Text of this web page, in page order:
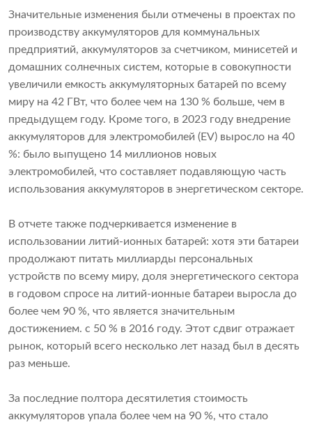
Значительные изменения были отмечены в проектах по
производству аккумуляторов для коммунальных
предприятий, аккумуляторов за счетчиком, минисетей и
домашних солнечных систем, которые в совокупности
увеличили емкость аккумуляторных батарей по всему
миру на 42 ГВт, что более чем на 130 % больше, чем в
предыдущем году. Кроме того, в 2023 году внедрение
аккумуляторов для электромобилей (EV) выросло на 40
%: было выпущено 14 миллионов новых
электромобилей, что составляет подавляющую часть
использования аккумуляторов в энергетическом секторе.
В отчете также подчеркивается изменение в
использовании литий-ионных батарей: хотя эти батареи
продолжают питать миллиарды персональных
устройств по всему миру, доля энергетического сектора
в годовом спросе на литий-ионные батареи выросла до
более чем 90 %, что является значительным
достижением. с 50 % в 2016 году. Этот сдвиг отражает
рынок, который всего несколько лет назад был в десять
раз меньше.
За последние полтора десятилетия стоимость
аккумуляторов упала более чем на 90 %, что стало